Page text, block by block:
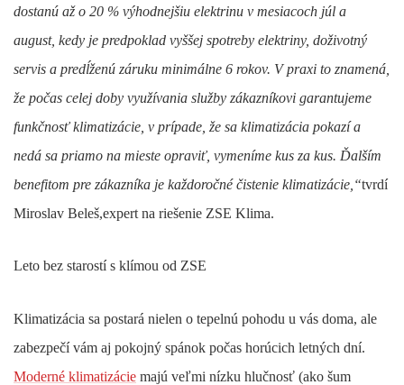
dostanú až o 20 % výhodnejšiu elektrinu v mesiacoch júl a
august, kedy je predpoklad vyššej spotreby elektriny, doživotný
servis a predĺženú záruku minimálne 6 rokov. V praxi to znamená,
že počas celej doby využívania služby zákazníkovi garantujeme
funkčnosť klimatizácie, v prípade, že sa klimatizácia pokazí a
nedá sa priamo na mieste opraviť, vymeníme kus za kus. Ďalším
benefitom pre zákazníka je každoročné čistenie klimatizácie,“tvrdí
Miroslav Beleš,expert na riešenie ZSE Klima.
Leto bez starostí s klímou od ZSE
Klimatizácia sa postará nielen o tepelnú pohodu u vás doma, ale
zabezpečí vám aj pokojný spánok počas horúcich letných dní.
Moderné klimatizácie majú veľmi nízku hlučnosť (ako šum